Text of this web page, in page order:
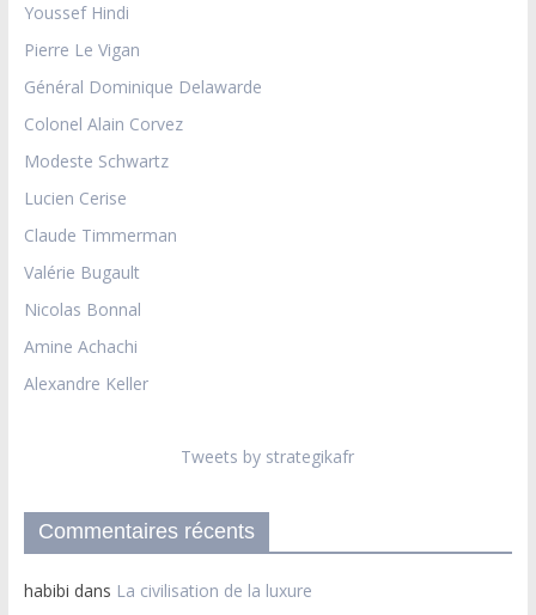
Youssef Hindi
Pierre Le Vigan
Général Dominique Delawarde
Colonel Alain Corvez
Modeste Schwartz
Lucien Cerise
Claude Timmerman
Valérie Bugault
Nicolas Bonnal
Amine Achachi
Alexandre Keller
Tweets by strategikafr
Commentaires récents
habibi dans La civilisation de la luxure